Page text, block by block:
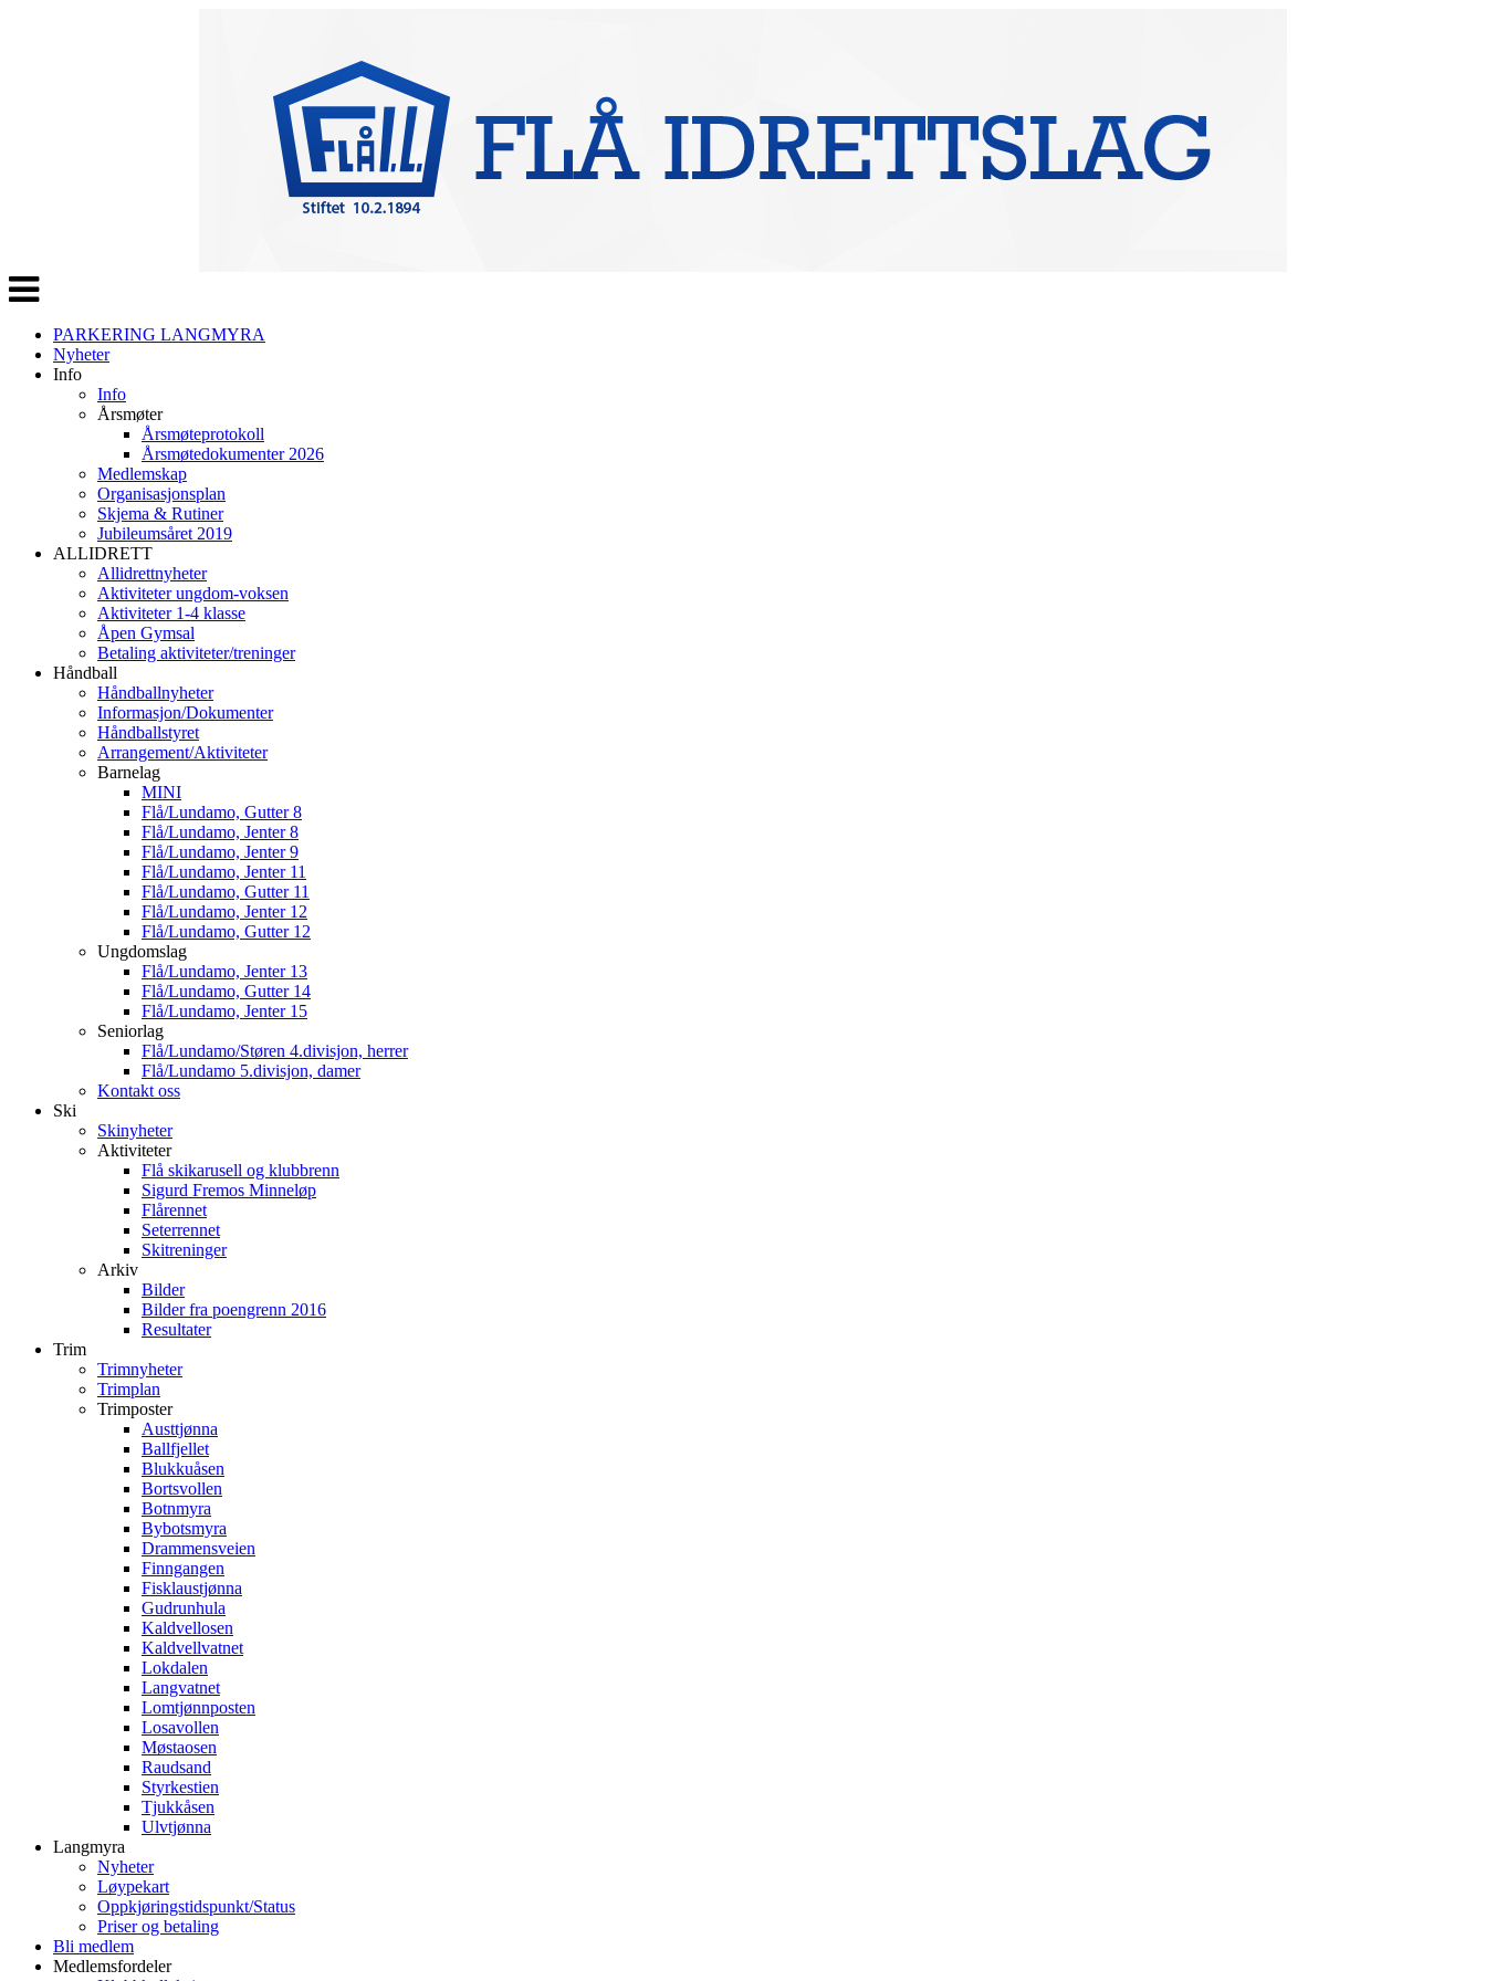
Veksle
navigasjon
PARKERING LANGMYRA
Nyheter
Info
Info
Årsmøter
Årsmøteprotokoll
Årsmøtedokumenter 2026
Medlemskap
Organisasjonsplan
Skjema & Rutiner
Jubileumsåret 2019
ALLIDRETT
Allidrettnyheter
Aktiviteter ungdom-voksen
Aktiviteter 1-4 klasse
Åpen Gymsal
Betaling aktiviteter/treninger
Håndball
Håndballnyheter
Informasjon/Dokumenter
Håndballstyret
Arrangement/Aktiviteter
Barnelag
MINI
Flå/Lundamo, Gutter 8
Flå/Lundamo, Jenter 8
Flå/Lundamo, Jenter 9
Flå/Lundamo, Jenter 11
Flå/Lundamo, Gutter 11
Flå/Lundamo, Jenter 12
Flå/Lundamo, Gutter 12
Ungdomslag
Flå/Lundamo, Jenter 13
Flå/Lundamo, Gutter 14
Flå/Lundamo, Jenter 15
Seniorlag
Flå/Lundamo/Støren 4.divisjon, herrer
Flå/Lundamo 5.divisjon, damer
Kontakt oss
Ski
Skinyheter
Aktiviteter
Flå skikarusell og klubbrenn
Sigurd Fremos Minneløp
Flårennet
Seterrennet
Skitreninger
Arkiv
Bilder
Bilder fra poengrenn 2016
Resultater
Trim
Trimnyheter
Trimplan
Trimposter
Austtjønna
Ballfjellet
Blukkuåsen
Bortsvollen
Botnmyra
Bybotsmyra
Drammensveien
Finngangen
Fisklaustjønna
Gudrunhula
Kaldvellosen
Kaldvellvatnet
Lokdalen
Langvatnet
Lomtjønnposten
Losavollen
Møstaosen
Raudsand
Styrkestien
Tjukkåsen
Ulvtjønna
Langmyra
Nyheter
Løypekart
Oppkjøringstidspunkt/Status
Priser og betaling
Bli medlem
Medlemsfordeler